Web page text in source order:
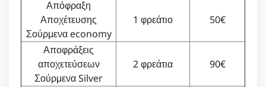
Απόφραξη
Αποχέτευσης
Σούρμενα economy
1 φρεάτιο 50€
Αποφράξεις
αποχετεύσεων
Σούρμενα Silver
2 φρεάτια 90€